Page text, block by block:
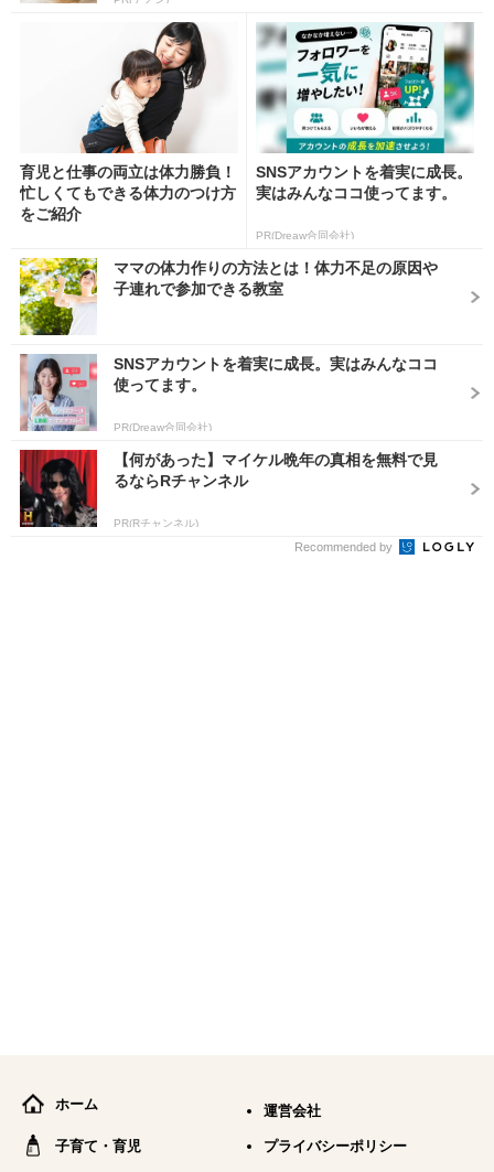
育児と仕事の両立は体力勝負！
忙しくてもできる体力のつけ方
をご紹介
SNSアカウントを着実に成長。
実はみんなココ使ってます。
PR(Dreaw合同会社)
ママの体力作りの方法とは！体力不足の原因や
子連れで参加できる教室
SNSアカウントを着実に成長。実はみんなココ
使ってます。
PR(Dreaw合同会社)
【何があった】マイケル晩年の真相を無料で見
るならRチャンネル
PR(Rチャンネル)
Recommended by
ホーム
子育て・育児
運営会社
プライバシーポリシー